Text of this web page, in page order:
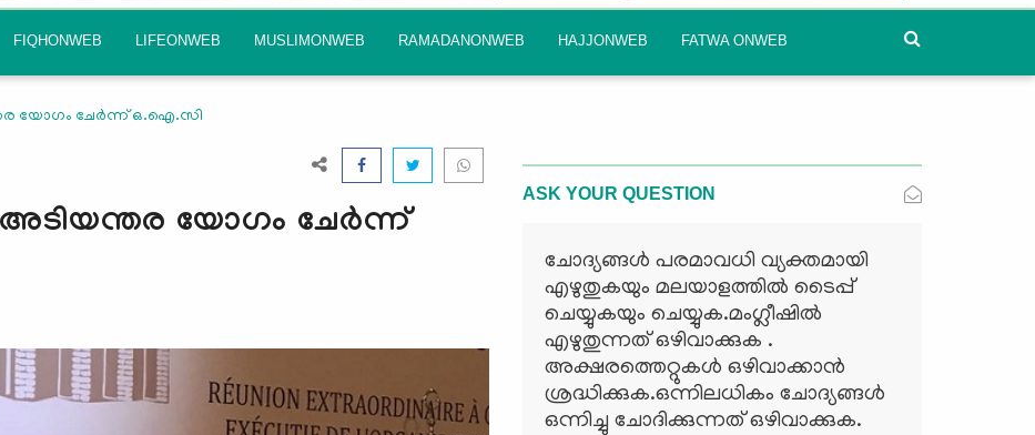
FIQHONWEB LIFEONWEB MUSLIMONWEB RAMADANONWEB HAJJONWEB FATWA ONWEB
യോഗം ചേര്‍ന്ന് ഒ.ഐ.സി
യോഗം ചേര്‍ന്ന്
ASK YOUR QUESTION
ചോദ്യങ്ങള്‍ പരമാവധി വ്യക്തമായി
എഴുതുകയും മലയാളത്തില്‍ ടൈപ്പ്
ചെയ്യുകയും ചെയ്യുക.മംഗ്ലീഷില്‍
എഴുതുന്നത് ഒഴിവാക്കുക .
അക്ഷരത്തെറ്റുകള്‍ ഒഴിവാക്കാന്‍
ശ്രദ്ധിക്കുക.ഒന്നിലധികം ചോദ്യങ്ങള്‍
ഒന്നിച്ചു ചോദിക്കുന്നത് ഒഴിവാക്കുക.